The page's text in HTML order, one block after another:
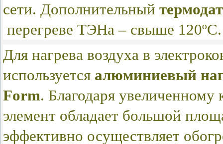
сети. Дополнительный
перегреве ТЭНа – свыше 120ºС.
Для нагрева воздуха в
используется алюминиевый
Form. Благодаря увеличенному
элемент обладает большой
эффективно осуществляет